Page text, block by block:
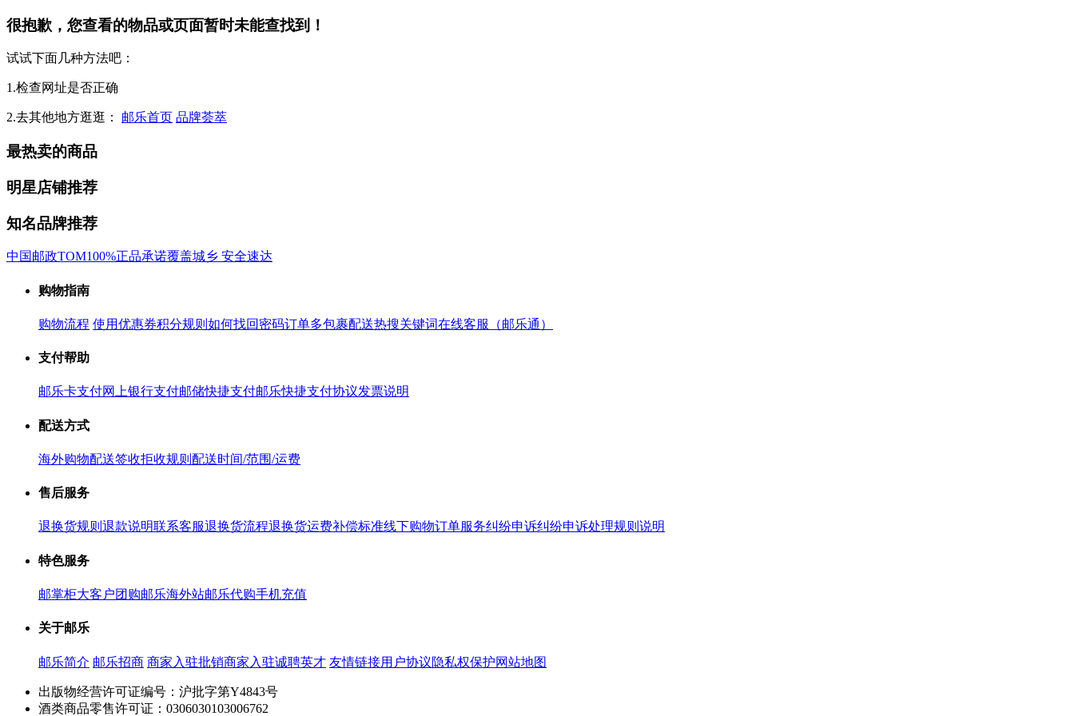
很抱歉，您查看的物品或页面暂时未能查找到！
试试下面几种方法吧：
1.检查网址是否正确
2.去其他地方逛逛： 邮乐首页 品牌荟萃
最热卖的商品
明星店铺推荐
知名品牌推荐
中国邮政TOM100%正品承诺覆盖城乡 安全速达
购物指南
购物流程 使用优惠券积分规则 如何找回密码订单多包裹配送热搜关键词在线客服（邮乐通）
支付帮助
邮乐卡支付网上银行支付邮储快捷支付邮乐快捷支付协议发票说明
配送方式
海外购物配送签收拒收规则 配送时间/范围/运费
售后服务
退换货规则 退款说明联系客服退换货流程退换货运费补偿标准线下购物订单服务纠纷申诉纠纷申诉处理规则说明
特色服务
邮掌柜大客户团购邮乐海外站邮乐代购手机充值
关于邮乐
邮乐简介 邮乐招商 商家入驻批销商家入驻诚聘英才 友情链接用户协议隐私权保护网站地图
出版物经营许可证编号：沪批字第Y4843号
酒类商品零售许可证：0306030103006762